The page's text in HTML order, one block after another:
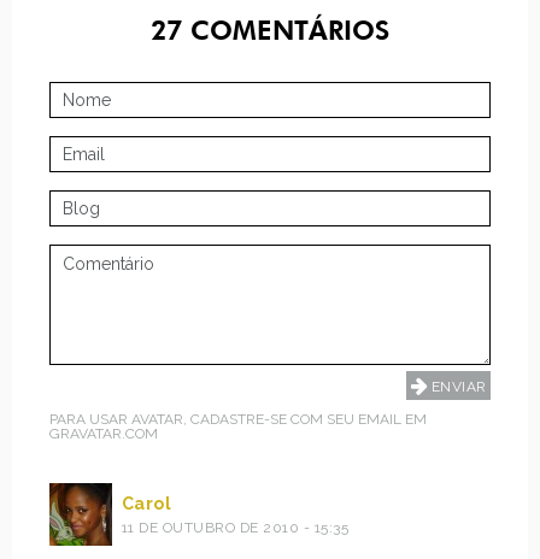
27 COMENTÁRIOS
PARA USAR AVATAR, CADASTRE-SE COM SEU EMAIL EM
GRAVATAR.COM
Carol
11 DE OUTUBRO DE 2010 - 15:35